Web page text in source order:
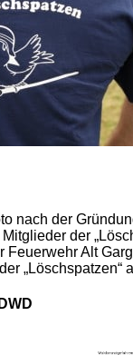
nach der
der
Feuerwehr Alt
„Löschspatzen“